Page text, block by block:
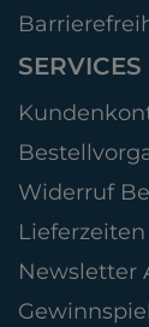
SERVICES
Widerruf
Newsletter